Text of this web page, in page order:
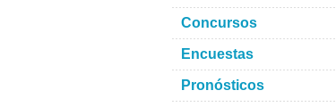
Concursos
Encuestas
Pronósticos